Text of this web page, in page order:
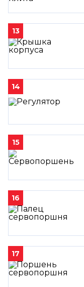
13
14
15
16
17